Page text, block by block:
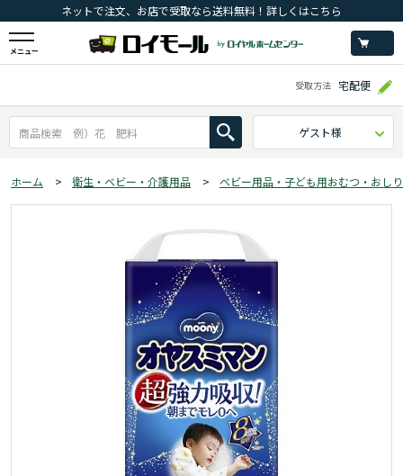
ネットで注文、お店で受取なら送料無料！詳しくはこちら
メニュー
受取方法 宅配便
ゲスト様
ホーム > 衛生・ベビー・介護用品 > ベビー用品・子ども用おむつ・おし